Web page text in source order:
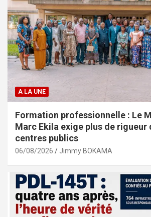
A LA UNE
Formation professionnelle : Le
Marc Ekila exige plus de rigueur
centres publics
06/08/2026 Jimmy BOKAMA